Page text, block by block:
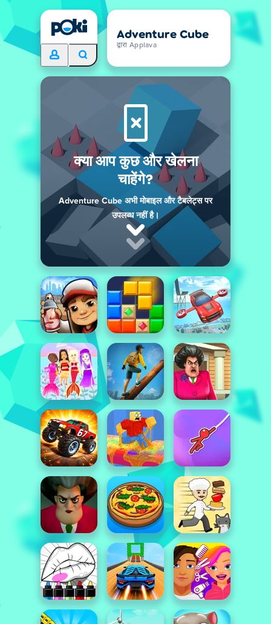
Adventure Cube
द्वारा Applava
क्या आप कुछ और खेलना
चाहेंगे?
Adventure Cube अभी मोबाइल और टैबलेट्स पर
उपलब्ध नहीं है।